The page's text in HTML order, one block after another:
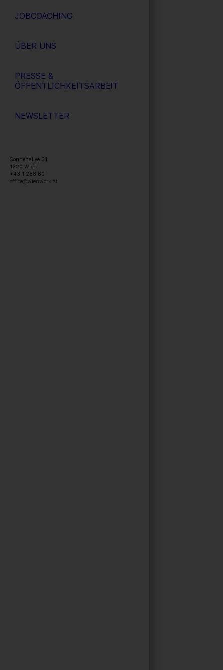
JOBCOACHING
ÜBER UNS
PRESSE &
ÖFFENTLICHKEITSARBEIT
NEWSLETTER
Sonnenallee 31
1220 Wien
+43 1 288 80
office@wienwork.at